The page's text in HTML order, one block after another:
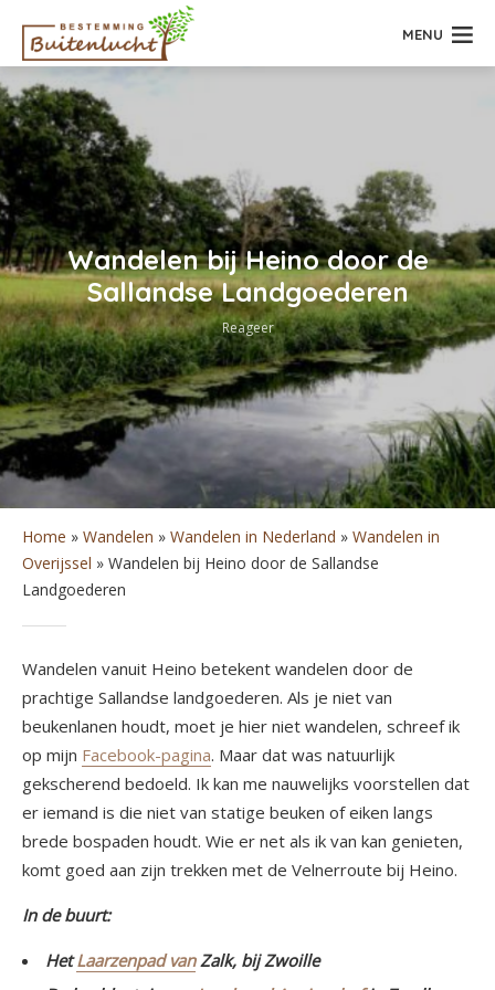
MENU
Wandelen bij Heino door de
Sallandse Landgoederen
Reageer
Home » Wandelen » Wandelen in Nederland » Wandelen in
Overijssel » Wandelen bij Heino door de Sallandse
Landgoederen
Wandelen vanuit Heino betekent wandelen door de
prachtige Sallandse landgoederen. Als je niet van
beukenlanen houdt, moet je hier niet wandelen, schreef ik
op mijn Facebook-pagina. Maar dat was natuurlijk
gekscherend bedoeld. Ik kan me nauwelijks voorstellen dat
er iemand is die niet van statige beuken of eiken langs
brede bospaden houdt. Wie er net als ik van kan genieten,
komt goed aan zijn trekken met de Velnerroute bij Heino.
In de buurt:
HetLaarzenpad vanZalk, bij Zwoille